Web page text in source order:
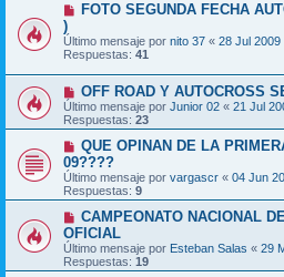
FOTO SEGUNDA FECHA
)
Último mensaje por nito 37 « 28 Jul 2009
Respuestas: 41
OFF ROAD Y AUTOCROSS
Último mensaje por Junior 02 « 21 Jul
Respuestas: 23
QUE OPINAN DE LA
09????
Último mensaje por vargascr « 04 Jun
Respuestas: 9
CAMPEONATO NACIONAL
OFICIAL
Último mensaje por Esteban Salas « 29
Respuestas: 19